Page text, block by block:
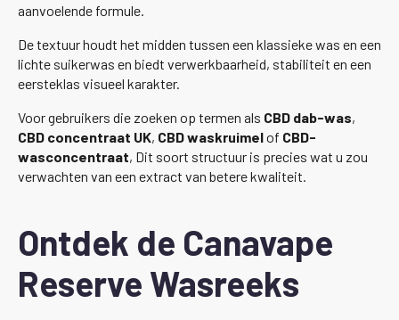
aanvoelende formule.
De textuur houdt het midden tussen een klassieke was en een
lichte suikerwas en biedt verwerkbaarheid, stabiliteit en een
eersteklas visueel karakter.
Voor gebruikers die zoeken op termen als CBD dab-was,
CBD concentraat UK, CBD waskruimelof CBD-
wasconcentraat, Dit soort structuur is precies wat u zou
verwachten van een extract van betere kwaliteit.
Ontdek de Canavape
Reserve Wasreeks